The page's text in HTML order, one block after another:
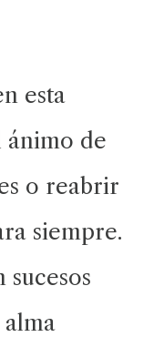
esta
ánimo de
o reabrir
siempre.
sucesos